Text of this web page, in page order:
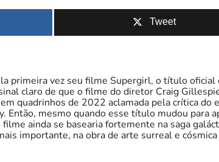
Tweet
primeira vez seu filme Supergirl, o título oficial
claro de que o filme do diretor Craig
quadrinhos de 2022 aclamada pela crítica do
Então, mesmo quando esse título mudou para
ainda se basearia fortemente na saga
importante, na obra de arte surreal e cósmica